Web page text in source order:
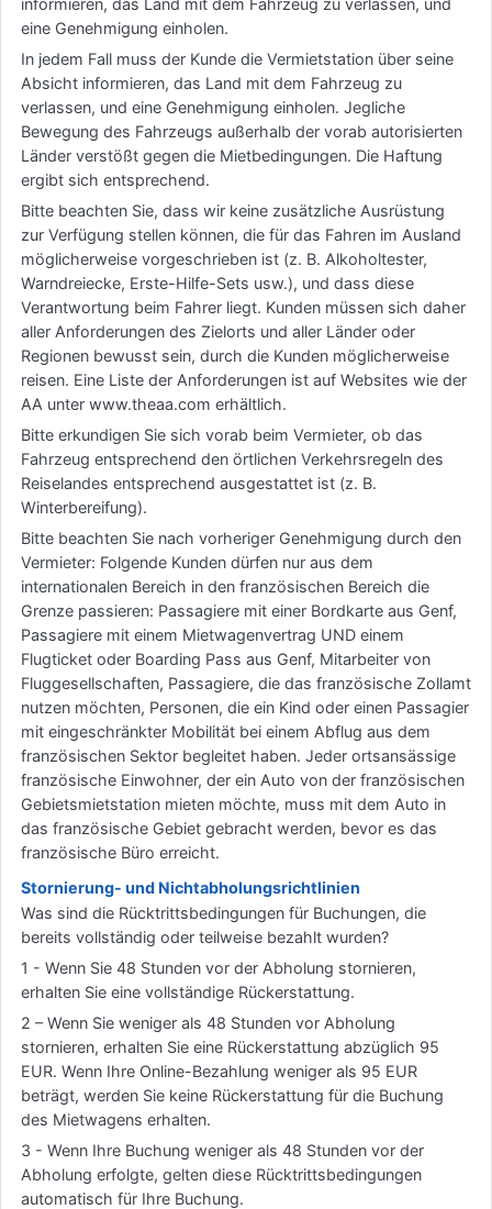
informieren, das Land mit dem Fahrzeug zu verlassen, und
eine Genehmigung einholen.
In jedem Fall muss der Kunde die Vermietstation über seine
Absicht informieren, das Land mit dem Fahrzeug zu
verlassen, und eine Genehmigung einholen. Jegliche
Bewegung des Fahrzeugs außerhalb der vorab autorisierten
Länder verstößt gegen die Mietbedingungen. Die Haftung
ergibt sich entsprechend.
Bitte beachten Sie, dass wir keine zusätzliche Ausrüstung
zur Verfügung stellen können, die für das Fahren im Ausland
möglicherweise vorgeschrieben ist (z. B. Alkoholtester,
Warndreiecke, Erste-Hilfe-Sets usw.), und dass diese
Verantwortung beim Fahrer liegt. Kunden müssen sich daher
aller Anforderungen des Zielorts und aller Länder oder
Regionen bewusst sein, durch die Kunden möglicherweise
reisen. Eine Liste der Anforderungen ist auf Websites wie der
AA unter www.theaa.com erhältlich.
Bitte erkundigen Sie sich vorab beim Vermieter, ob das
Fahrzeug entsprechend den örtlichen Verkehrsregeln des
Reiselandes entsprechend ausgestattet ist (z. B.
Winterbereifung).
Bitte beachten Sie nach vorheriger Genehmigung durch den
Vermieter: Folgende Kunden dürfen nur aus dem
internationalen Bereich in den französischen Bereich die
Grenze passieren: Passagiere mit einer Bordkarte aus Genf,
Passagiere mit einem Mietwagenvertrag UND einem
Flugticket oder Boarding Pass aus Genf, Mitarbeiter von
Fluggesellschaften, Passagiere, die das französische Zollamt
nutzen möchten, Personen, die ein Kind oder einen Passagier
mit eingeschränkter Mobilität bei einem Abflug aus dem
französischen Sektor begleitet haben. Jeder ortsansässige
französische Einwohner, der ein Auto von der französischen
Gebietsmietstation mieten möchte, muss mit dem Auto in
das französische Gebiet gebracht werden, bevor es das
französische Büro erreicht.
Stornierung- und Nichtabholungsrichtlinien
Was sind die Rücktrittsbedingungen für Buchungen, die
bereits vollständig oder teilweise bezahlt wurden?
1 - Wenn Sie 48 Stunden vor der Abholung stornieren,
erhalten Sie eine vollständige Rückerstattung.
2 – Wenn Sie weniger als 48 Stunden vor Abholung
stornieren, erhalten Sie eine Rückerstattung abzüglich 95
EUR. Wenn Ihre Online-Bezahlung weniger als 95 EUR
beträgt, werden Sie keine Rückerstattung für die Buchung
des Mietwagens erhalten.
3 - Wenn Ihre Buchung weniger als 48 Stunden vor der
Abholung erfolgte, gelten diese Rücktrittsbedingungen
automatisch für Ihre Buchung.